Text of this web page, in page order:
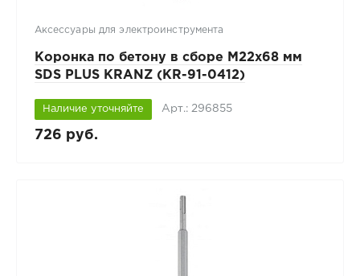
Аксессуары для электроинструмента
Коронка по бетону в сборе М22х68 мм
SDS PLUS KRANZ (KR-91-0412)
Наличие уточняйте Арт.: 296855
726 руб.